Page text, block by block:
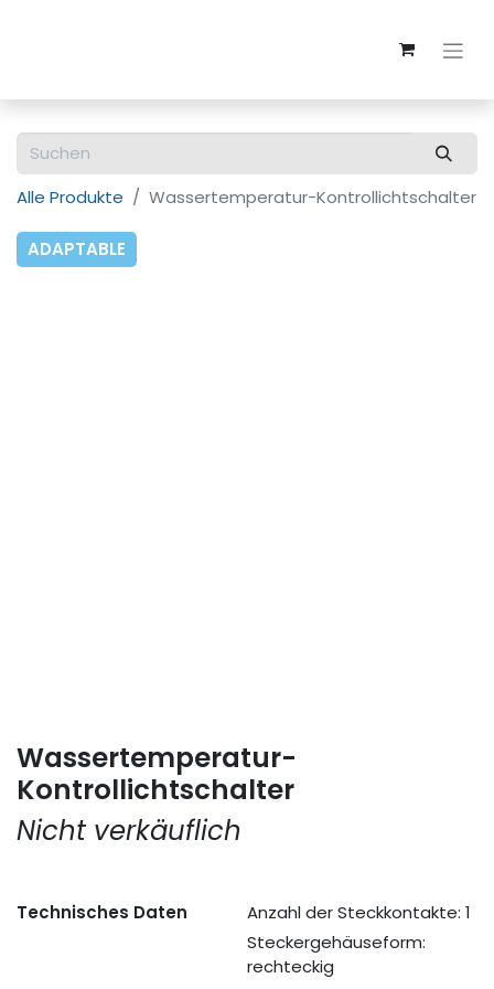
Alle Produkte Wassertemperatur-Kontrollichtschalter
ADAPTABLE
Wassertemperatur-
Kontrollichtschalter
Nicht verkäuflich
Technisches Daten
Anzahl der Steckkontakte: 1
Steckergehäuseform:
rechteckig